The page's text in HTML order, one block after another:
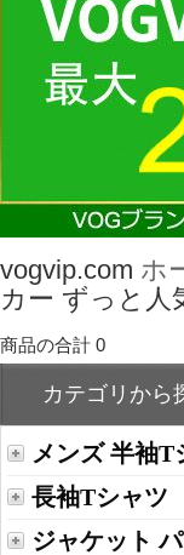
vogvip.com ホ
カー ずっと人
商品の合計 0
カテゴリから
メンズ 半袖T
長袖Tシャツ
ジャケット